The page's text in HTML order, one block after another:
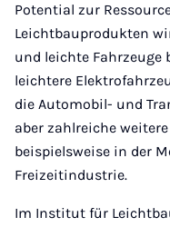
Potential zur
Leichtbauprodukten
und leichte Fahrzeuge
leichtere
die Automobil- und
aber zahlreiche
beispielsweise in der
Freizeitindustrie.
Im Institut für